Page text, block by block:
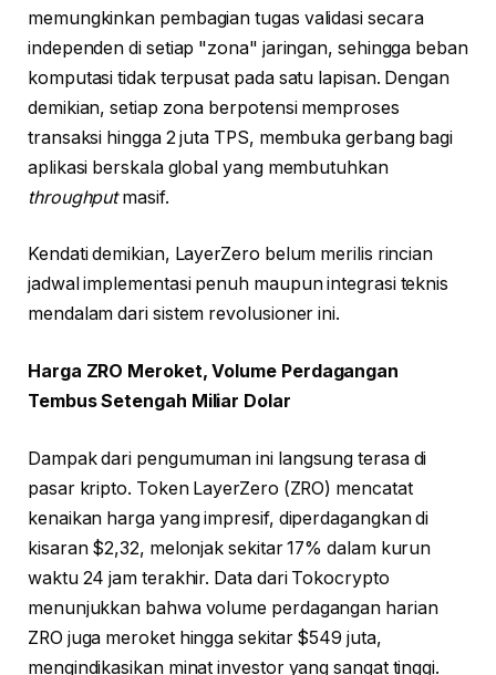
memungkinkan pembagian tugas validasi secara
independen di setiap "zona" jaringan, sehingga beban
komputasi tidak terpusat pada satu lapisan. Dengan
demikian, setiap zona berpotensi memproses
transaksi hingga 2 juta TPS, membuka gerbang bagi
aplikasi berskala global yang membutuhkan
throughputmasif.
Kendati demikian, LayerZero belum merilis rincian
jadwal implementasi penuh maupun integrasi teknis
mendalam dari sistem revolusioner ini.
Harga ZRO Meroket, Volume Perdagangan
Tembus Setengah Miliar Dolar
Dampak dari pengumuman ini langsung terasa di
pasar kripto. Token LayerZero (ZRO) mencatat
kenaikan harga yang impresif, diperdagangkan di
kisaran $2,32, melonjak sekitar 17% dalam kurun
waktu 24 jam terakhir. Data dari Tokocrypto
menunjukkan bahwa volume perdagangan harian
ZRO juga meroket hingga sekitar $549 juta,
mengindikasikan minat investor yang sangat tinggi.